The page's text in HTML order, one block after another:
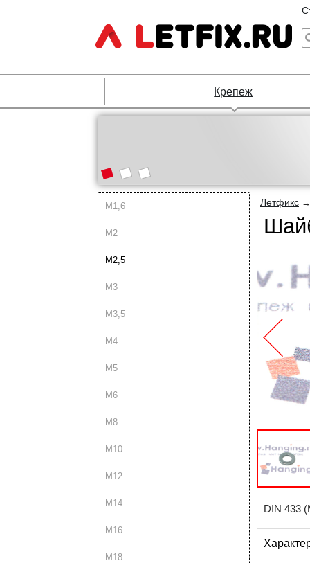
Крепеж
М1,6
М2
М2,5
М3
М3,5
М4
М5
М6
М8
М10
М12
М14
М16
М18
Летфикс
DIN 433